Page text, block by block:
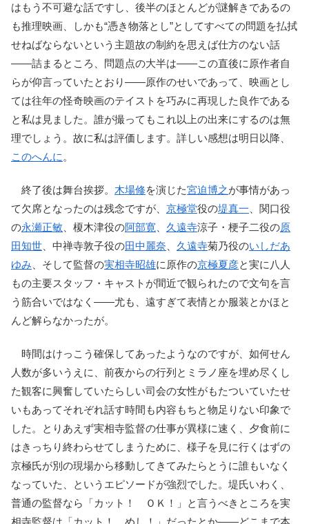
はもう不可避な話ですし、後半のほとんどが謎解きであるの
も推理映画、しかも“憑き物落とし”としてすべての問題を払拭
せねばならないという主題故の制約を思えば仕方のない話
――詰まるところ、問題点の大半は――この直後に原作者自
らが仰言っていたとおり――原作のせいであって、映画とし
ては往年の怪奇映画のテイストを巧みに再現した良作である
と私は見ました。誰が撮ってもこれ以上の出来にするのは無
理でしょう。故に私は評価します。詳しい感想は明日以降、
このへんに 。
終了後は舞台挨拶。 木場修を演じた宮迫博之が事情があっ
て欠席となったのは残念ですが、 京極堂役の堤真一 、関口役
の永瀬正敏 、榎木津役の阿部寛 久遠寺涼子・梗子二役の原
田知世 、中禅寺敦子役の田中麗奈 久遠寺菊乃役のいしだあ
ゆみ 、そして監督の実相寺昭雄に原作の京極夏彦と実に八人
もの主要スタッフ・キャストが間近で観られたので文句を言
う筋合いではなく――尤も、遠すぎて表情とか服装とかほと
んど解らなかったが。
時間はけっこう確保してあったようなのですが、如何せん
人数が多いうえに、前夜からの行列とミラノ座を埋め尽くし
た観客に興奮していたらしい司会の女性がもたついていたせ
いもあってそれぞれ話す時間も内容もちと物足りない印象で
した。とりあえず実相寺監督の仕事が異様に速く、夕食前に
はきっちり終わらせてしまうために、様子を見に行くはずの
京極氏が別の現場から移動してきてみたらとうに誰もいなく
なっていた、というエピソードが強烈でした。堤氏いわく、
普通の監督なら「カット！ ＯＫ！」と言うべきところを実
相寺監督は「カット！ めし！」だったとか――どこまで本